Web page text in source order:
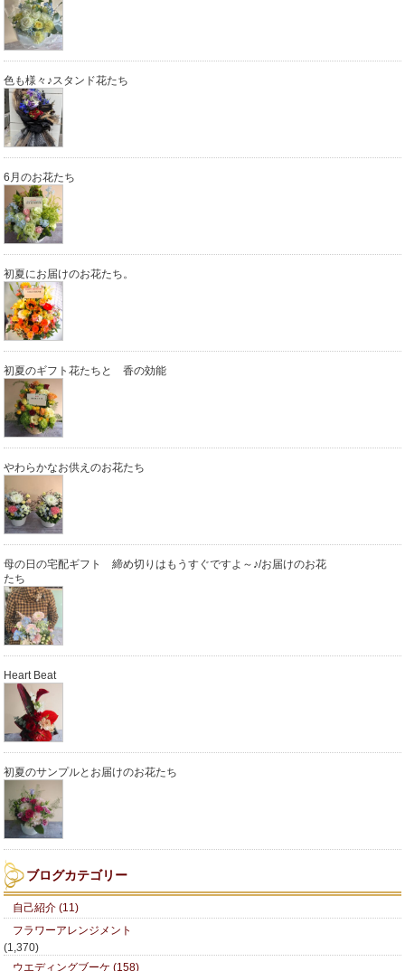
色も様々♪スタンド花たち
6月のお花たち
初夏にお届けのお花たち。
初夏のギフト花たちと 香の効能
やわらかなお供えのお花たち
母の日の宅配ギフト 締め切りはもうすぐですよ～♪/お届けのお花
たち
Heart Beat
初夏のサンプルとお届けのお花たち
ブログカテゴリー
自己紹介 (11)
フラワーアレンジメント
(1,370)
ウエディングブーケ (158)